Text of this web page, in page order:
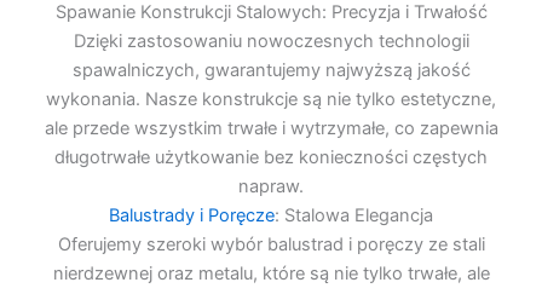
Spawanie Konstrukcji Stalowych: Precyzja i Trwałość
Dzięki zastosowaniu nowoczesnych technologii
spawalniczych, gwarantujemy najwyższą jakość
wykonania. Nasze konstrukcje są nie tylko estetyczne,
ale przede wszystkim trwałe i wytrzymałe, co zapewnia
długotrwałe użytkowanie bez konieczności częstych
napraw.
Balustrady i Poręcze: Stalowa Elegancja
Oferujemy szeroki wybór balustrad i poręczy ze stali
nierdzewnej oraz metalu, które są nie tylko trwałe, ale